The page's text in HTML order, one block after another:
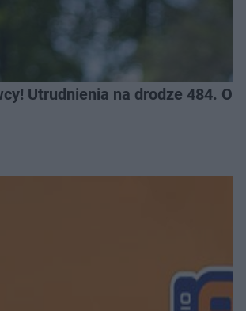
Utrudnienia na drodze 484.